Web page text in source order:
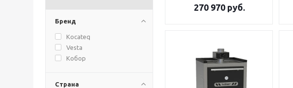
Бренд
Kocateq
Vesta
Кобор
Страна
270 970 руб.